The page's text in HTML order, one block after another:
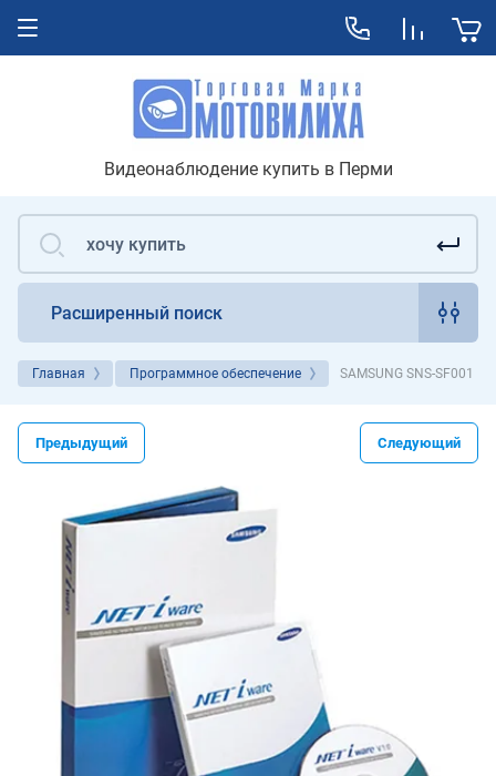
Видеонаблюдение купить в Перми
Расширенный поиск
Главная Программное обеспечение SAMSUNG SNS-SF001
Предыдущий Следующий